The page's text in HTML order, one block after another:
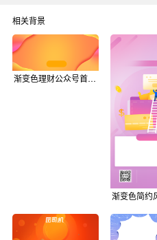
相关背景
渐变色理财公众号首图背景